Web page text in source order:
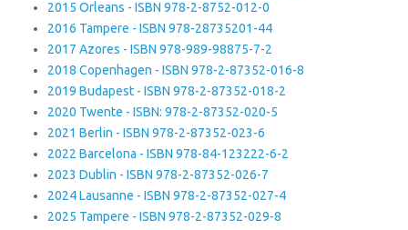
2015 Orleans - ISBN 978-2-8752-012-0
2016 Tampere - ISBN 978-28735201-44
2017 Azores - ISBN 978-989-98875-7-2
2018 Copenhagen - ISBN 978-2-87352-016-8
2019 Budapest - ISBN 978-2-87352-018-2
2020 Twente - ISBN: 978-2-87352-020-5
2021 Berlin - ISBN 978-2-87352-023-6
2022 Barcelona - ISBN 978-84-123222-6-2
2023 Dublin - ISBN 978-2-87352-026-7
2024 Lausanne - ISBN 978-2-87352-027-4
2025 Tampere - ISBN 978-2-87352-029-8